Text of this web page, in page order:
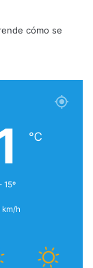
cómo se
℃
15º
km/h